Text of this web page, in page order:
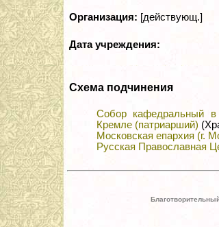
Организация: [действующ.]
Дата учреждения:
Схема подчинения
Собор кафедральный в
Кремле (патриарший)
Московская епархия (г.
Русская Православная